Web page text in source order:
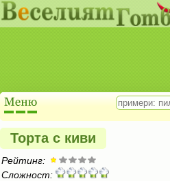
Торта с киви
Рейтинг:
Сложност: